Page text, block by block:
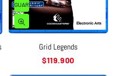
GUARDAR CARRITO
Grid Legends
Precio
$119.900